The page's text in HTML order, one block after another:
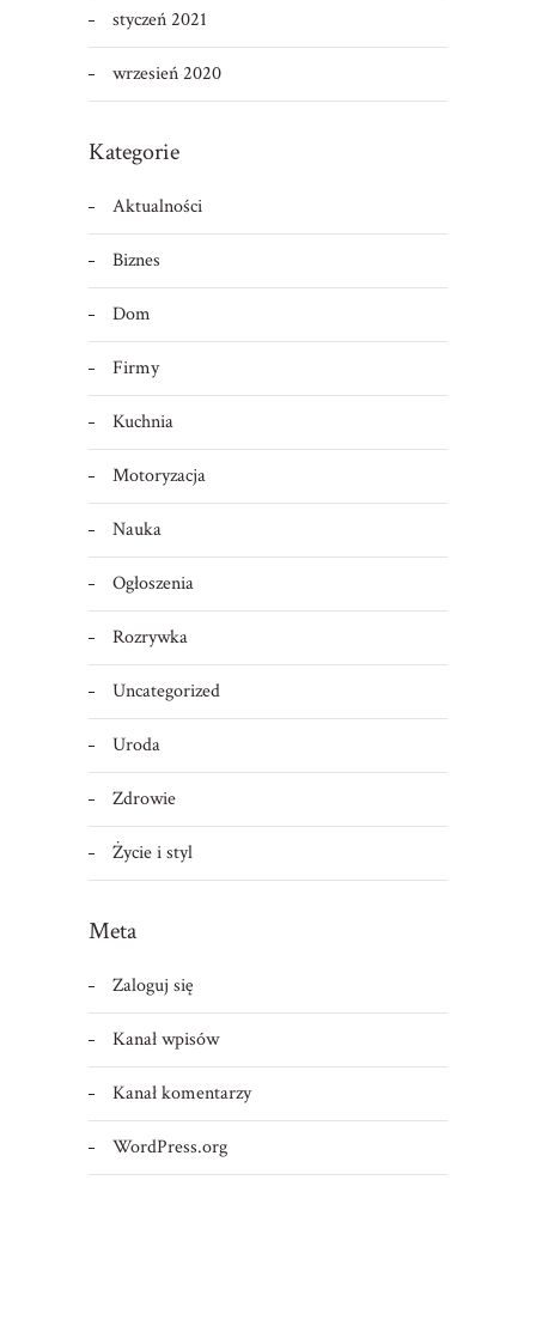
styczeń 2021
wrzesień 2020
Kategorie
Aktualności
Biznes
Dom
Firmy
Kuchnia
Motoryzacja
Nauka
Ogłoszenia
Rozrywka
Uncategorized
Uroda
Zdrowie
Życie i styl
Meta
Zaloguj się
Kanał wpisów
Kanał komentarzy
WordPress.org